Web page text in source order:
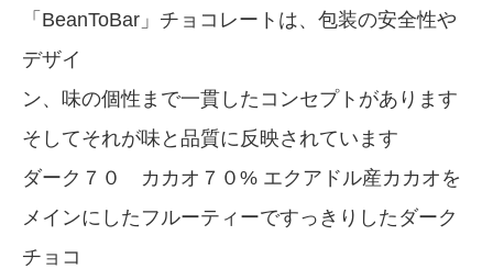
「BeanToBar」チョコレートは、包装の安全性や
デザイ
ン、味の個性まで一貫したコンセプトがあります
そしてそれが味と品質に反映されています
ダーク７０ カカオ７０% エクアドル産カカオを
メインにしたフルーティーですっきりしたダーク
チョコ